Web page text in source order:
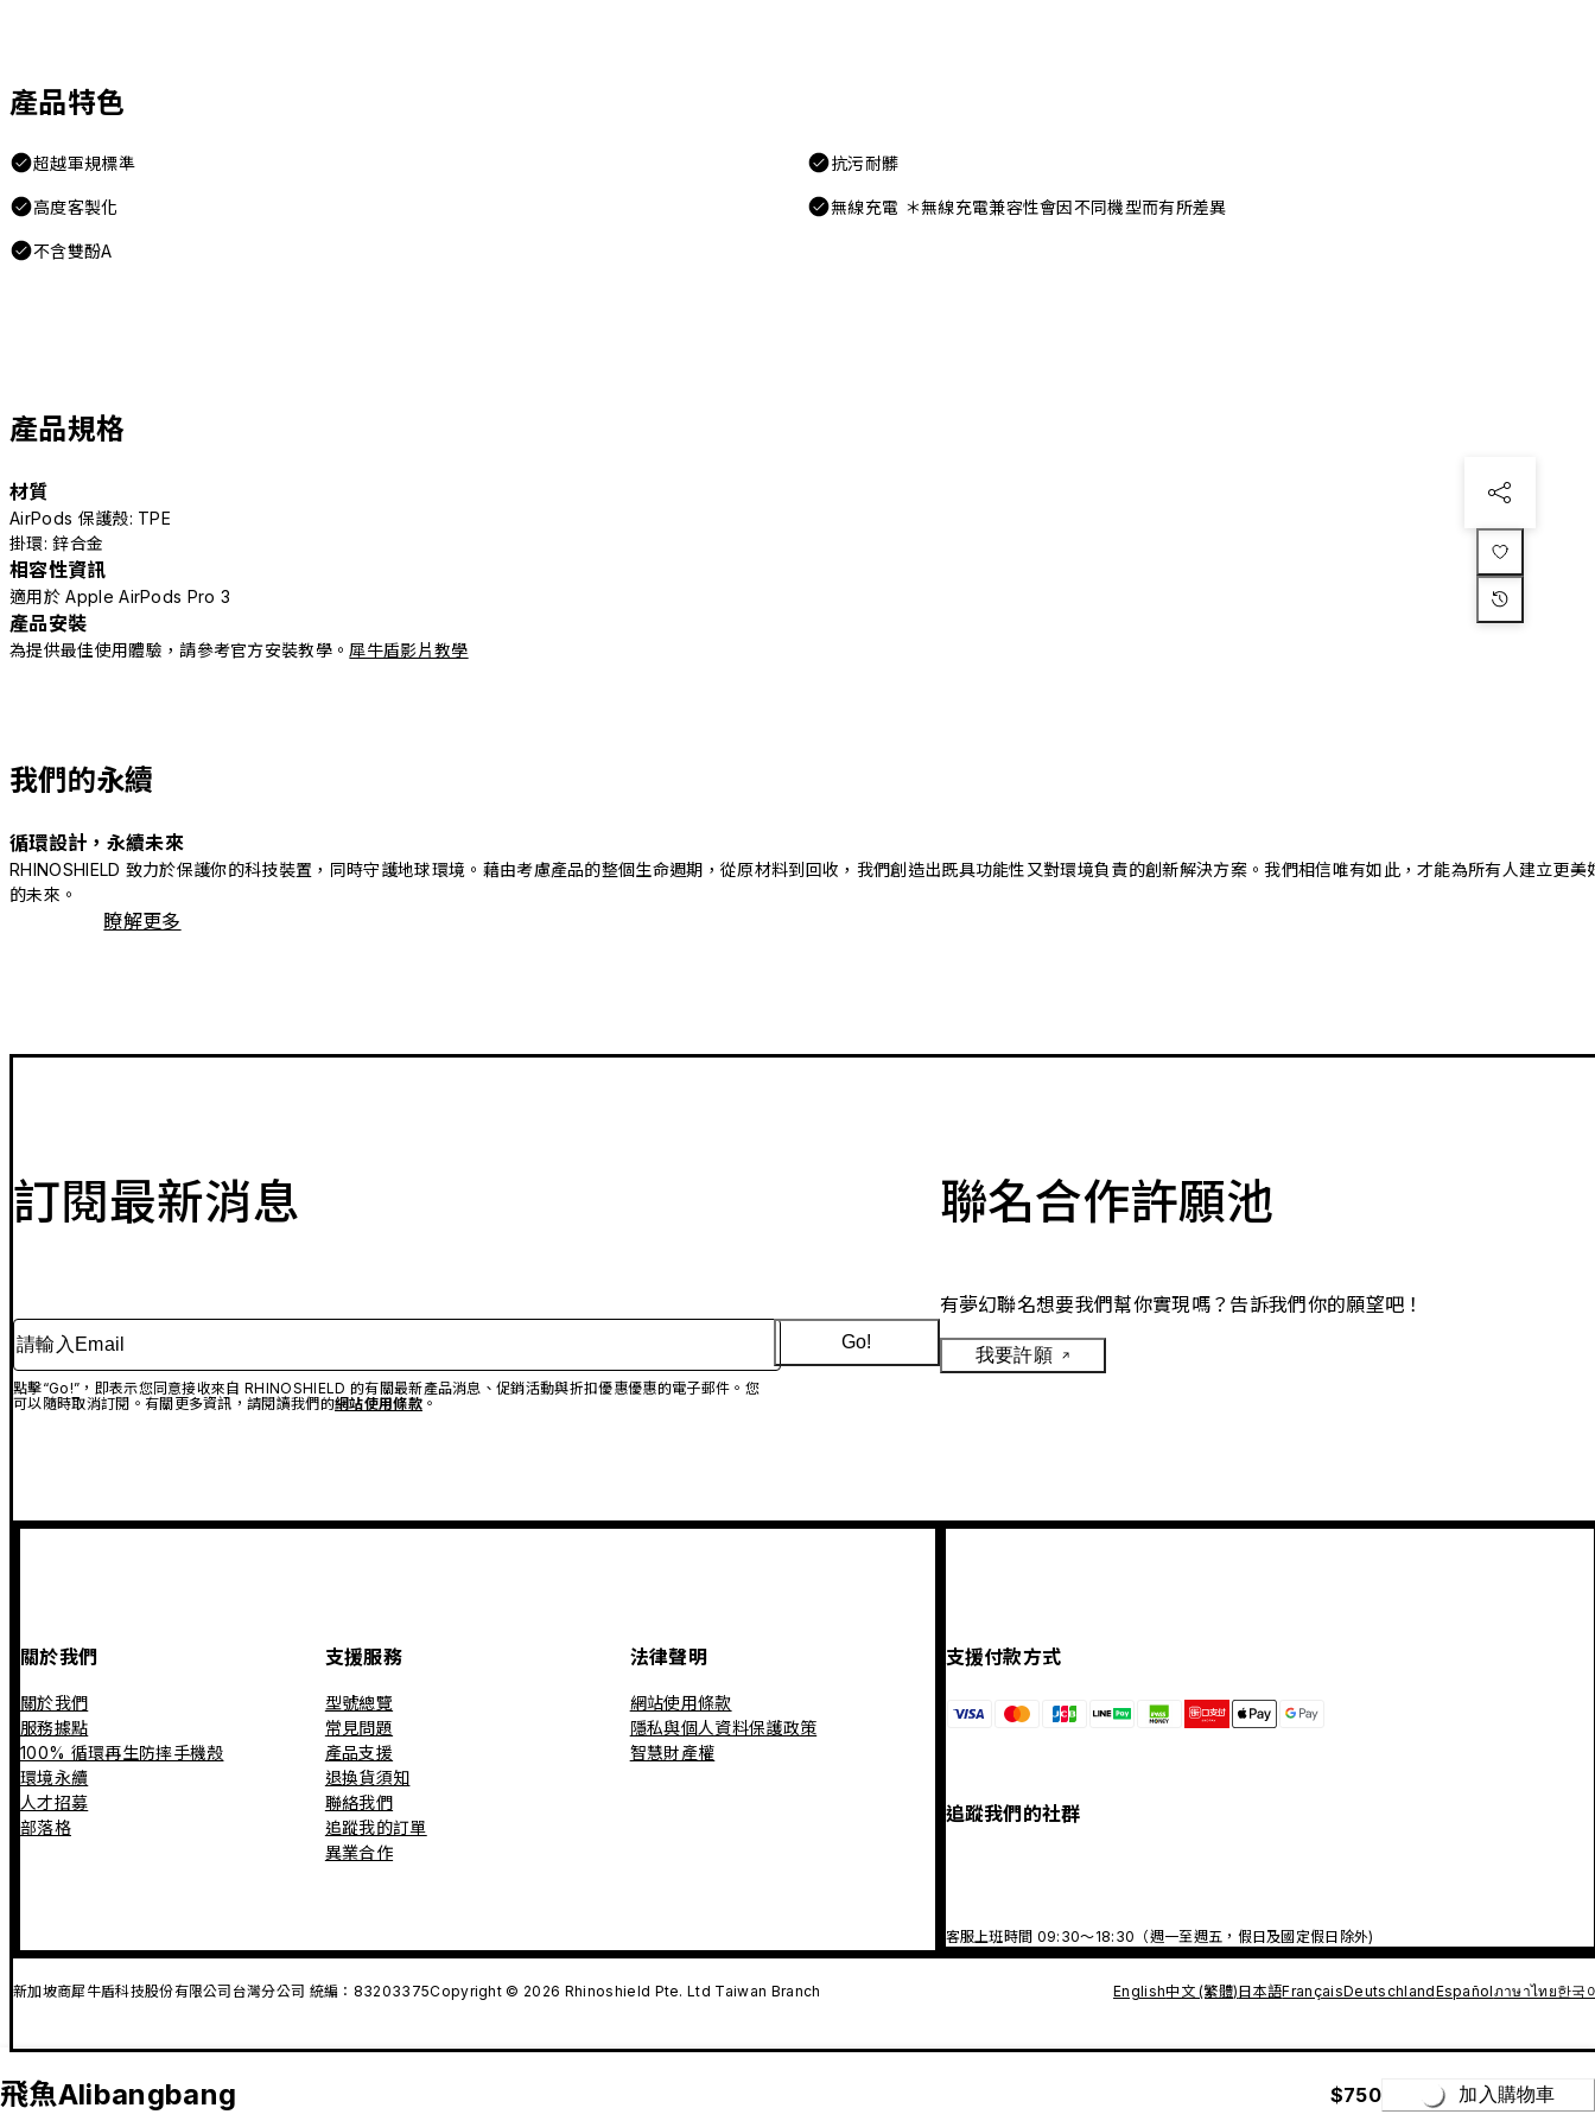
產品特色
超越軍規標準 抗污耐髒
高度客製化 無線充電 ＊無線充電兼容性會因不同機型而有所差異
不含雙酚A
產品規格
材質
AirPods 保護殼: TPE
掛環: 鋅合金
相容性資訊
適用於 Apple AirPods Pro 3
產品安裝
為提供最佳使用體驗，請參考官方安裝教學。 犀牛盾影片教學
我們的永續
循環設計，永續未來
RHINOSHIELD 致力於保護你的科技裝置，同時守護地球環境。藉由考慮產品的整個生命週期，從原材料到回收，我們創造出既具功能性又對環境負責的創新解決方案。我們相信唯有如此，才能為所有人建立更美
的未來。
瞭解更多
$750 加入購物車
飛魚Alibangbang
訂閱最新消息
請輸入Email
點擊“Go!”，即表示您同意接收來自 RHINOSHIELD 的有關最新產品消息、促銷活動與折扣優惠優惠的電子郵件。您
可以隨時取消訂閱。有關更多資訊，請閱讀我們的網站使用條款。
Go!
聯名合作許願池
有夢幻聯名想要我們幫你實現嗎？告訴我們你的願望吧！
我要許願
關於我們
關於我們
服務據點
100% 循環再生防摔手機殼
環境永續
人才招募
部落格
支援服務
型號總覽
常見問題
產品支援
退換貨須知
聯絡我們
追蹤我的訂單
異業合作
法律聲明
網站使用條款
隱私與個人資料保護政策
智慧財產權
支援付款方式
追蹤我們的社群
客服上班時間 09:30～18:30（週一至週五，假日及國定假日除外)
English中文 (繁體)日本語FrançaisDeutschlandEspañolภาษาไทย한국
新加坡商犀牛盾科技股份有限公司台灣分公司 統編：83203375Copyright © 2026 Rhinoshield Pte. Ltd Taiwan Branch